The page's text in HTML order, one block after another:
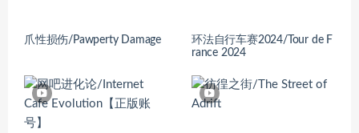
爪性损伤/Pawperty Damage
环法自行车赛2024/Tour de F
rance 2024